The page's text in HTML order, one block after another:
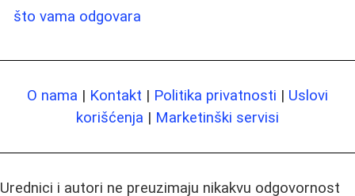
što vama odgovara
O nama | Kontakt | Politika privatnosti | Uslovi
korišćenja | Marketinški servisi
Urednici i autori ne preuzimaju nikakvu odgovornost